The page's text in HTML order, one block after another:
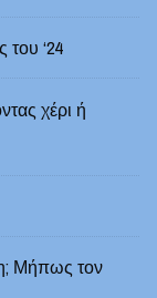
του ‘24
χέρι ή
Μήπως τον